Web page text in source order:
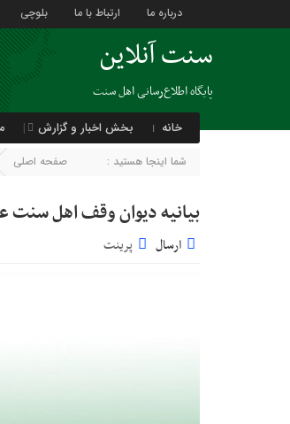
درباره ما ارتباط با ما بلوچی
سنت آنلاین
پایگاه اطلاع‌رسانی اهل سنت
خانه بخش اخبار و گزارش
شما اینجا هستید : صفحه اصلی
بیانیه دیوان وقف اهل سنت
ارسال پرینت